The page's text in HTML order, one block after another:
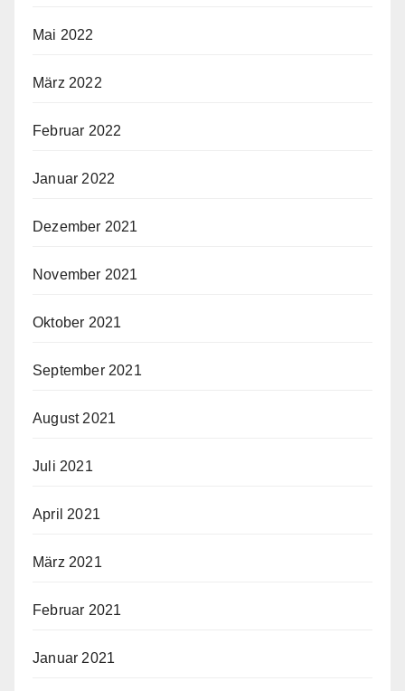
Mai 2022
März 2022
Februar 2022
Januar 2022
Dezember 2021
November 2021
Oktober 2021
September 2021
August 2021
Juli 2021
April 2021
März 2021
Februar 2021
Januar 2021